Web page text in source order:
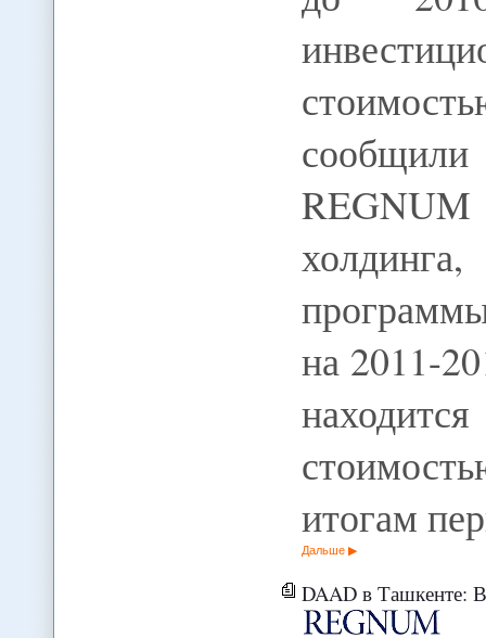
REGNUM
на 2011-
итогам
Дальше
DAAD в Ташкенте: Вопрос